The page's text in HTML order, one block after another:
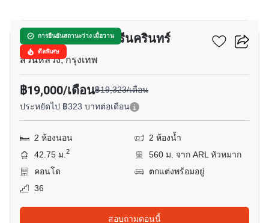
การยืนยันสถานะว่าง เมื่อวาน
ดีลพิเศษ
อัสสกาญจน์เพลส ศรีนครินทร์
สวนหลวง, กรุงเทพ
฿19,000/เดือน฿19,323/เดือน
ประหยัดไป ฿323 บาทต่อเดือน
2 ห้องนอน
2 ห้องน้ำ
42.75 ม.2
560 ม. จาก ARL หัวหมาก
คอนโด
ตกแต่งพร้อมอยู่
36
สอบถามตอนนี้